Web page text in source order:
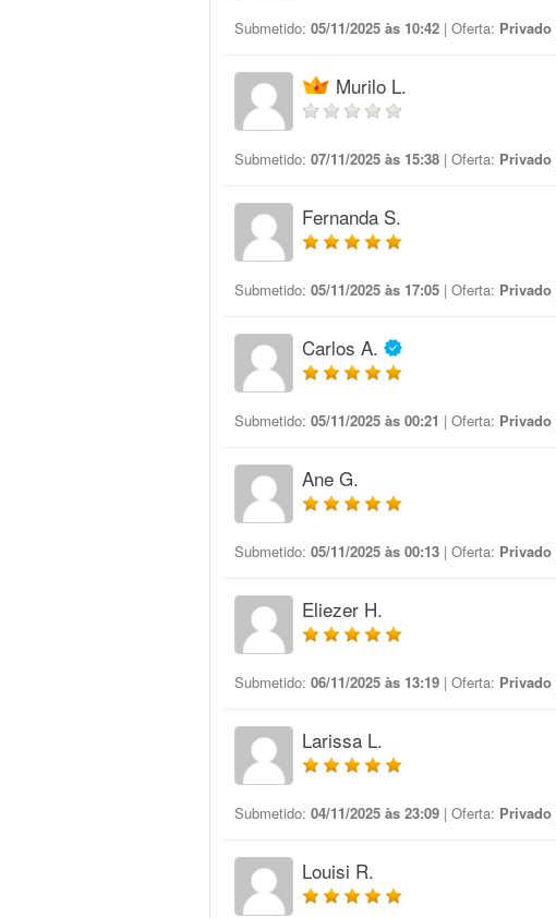
Submetido: 05/11/2025 às 10:42 | Oferta: Privado
Murilo L.
Submetido: 07/11/2025 às 15:38 | Oferta: Privado
Fernanda S.
Submetido: 05/11/2025 às 17:05 | Oferta: Privado
Carlos A.
Submetido: 05/11/2025 às 00:21 | Oferta: Privado
Ane G.
Submetido: 05/11/2025 às 00:13 | Oferta: Privado
Eliezer H.
Submetido: 06/11/2025 às 13:19 | Oferta: Privado
Larissa L.
Submetido: 04/11/2025 às 23:09 | Oferta: Privado
Louisi R.